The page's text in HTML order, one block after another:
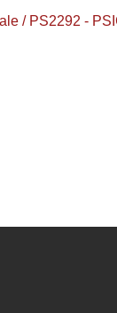
/ PS2292 -